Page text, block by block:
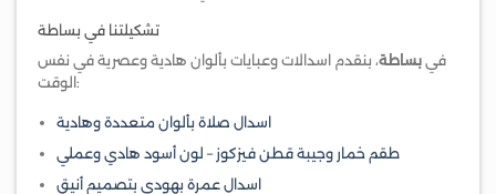
تشكيلتنا في بساطة
في بساطة، بنقدم اسدالات وعبايات بألوان هادية وعصرية في نفس
الوقت:
اسدال صلاة بألوان متعددة وهادية
طقم خمار وجيبة قطن فيزكوز – لون أسود هادي وعملي
اسدال عمرة بهودي بتصميم أنيق